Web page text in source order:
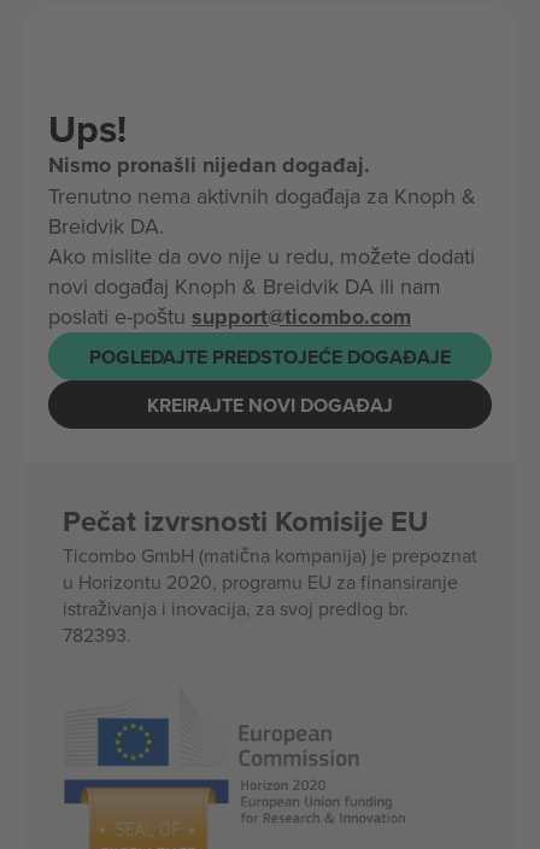
Ups!
Nismo pronašli nijedan događaj.
Trenutno nema aktivnih događaja za Knoph &
Breidvik DA.
Ako mislite da ovo nije u redu, možete dodati
novi događaj Knoph & Breidvik DA ili nam
poslati e-poštu support@ticombo.com
POGLEDAJTE PREDSTOJEĆE DOGAĐAJE
KREIRAJTE NOVI DOGAĐAJ
Pečat izvrsnosti Komisije EU
Ticombo GmbH (matična kompanija) je prepoznat
u Horizontu 2020, programu EU za finansiranje
istraživanja i inovacija, za svoj predlog br.
782393.